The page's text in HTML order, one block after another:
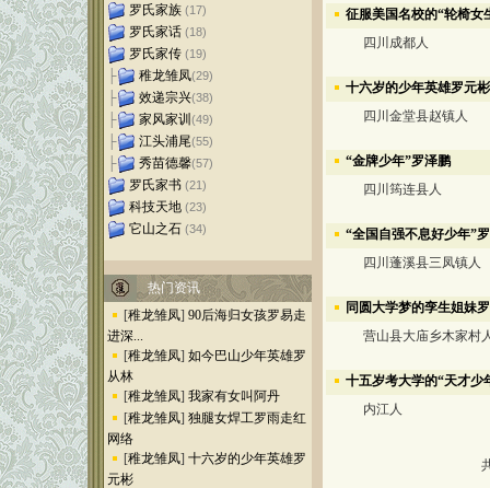
罗氏家族 (17)
罗氏家话 (18)
罗氏家传 (19)
├ 稚龙雏凤(29)
├ 效递宗兴(38)
├ 家风家训 (49)
├ 江头浦尾(55)
├ 秀苗德馨(57)
罗氏家书 (21)
科技天地 (23)
它山之石 (34)
热门资讯
[稚龙雏凤] 90后海归女孩罗易走
进深...
[稚龙雏凤] 如今巴山少年英雄罗
从林
[稚龙雏凤] 我家有女叫阿丹
[稚龙雏凤] 独腿女焊工罗雨走红
网络
[稚龙雏凤] 十六岁的少年英雄罗
元彬
征服美国名校的“轮椅女
四川成都人
十六岁的少年英雄罗元彬
四川金堂县赵镇人
“金牌少年”罗泽鹏
四川筠连县人
“全国自强不息好少年”
四川蓬溪县三凤镇人
同圆大学梦的孪生姐妹
营山县大庙乡木家村
十五岁考大学的“天才少
内江人